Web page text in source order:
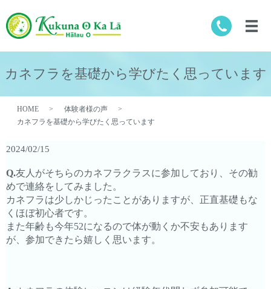
カネフラを基礎から学びたく思っています
HOME
体験者様の声
カネフラを基礎から学びたく思っています
2024/02/15
Q.友人がそちらのカネフラクラスに参加しており、その勧
めで連絡を してみました。
カネフラは少しかじったことがありますが、正直基礎もな
くほぼ初心者です。
また年齢も今年52になるので体が動くか不安もありま す
が、参加できたら嬉しく思います。